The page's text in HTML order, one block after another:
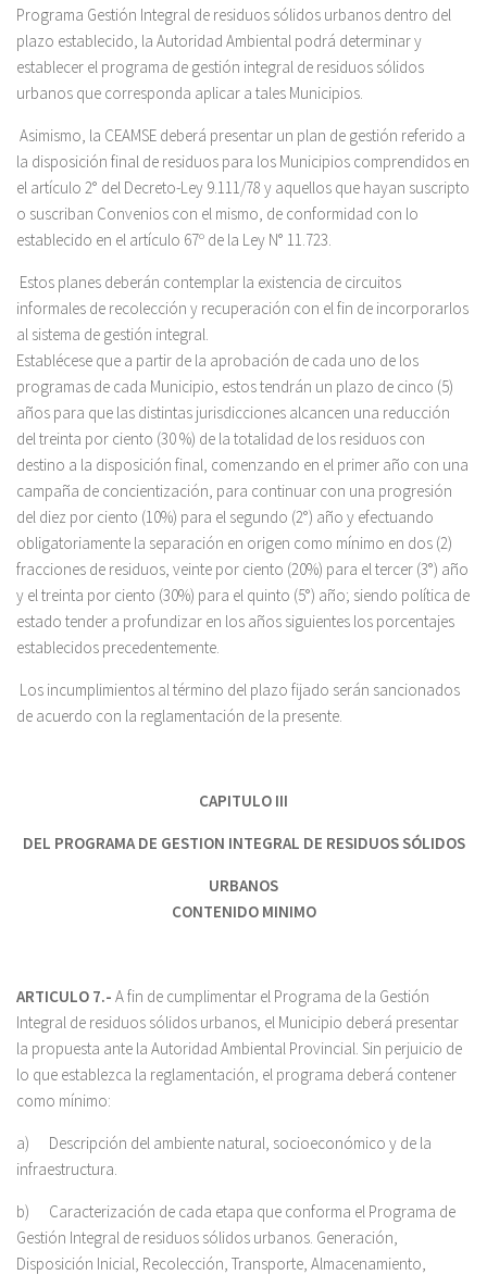
Programa Gestión Integral de residuos sólidos urbanos dentro del
plazo establecido, la Autoridad Ambiental podrá determinar y
establecer el programa de gestión integral de residuos sólidos
urbanos que corresponda aplicar a tales Municipios.
Asimismo, la CEAMSE deberá presentar un plan de gestión referido a
la disposición final de residuos para los Municipios comprendidos en
el artículo 2° del Decreto-Ley 9.111/78 y aquellos que hayan suscripto
o suscriban Convenios con el mismo, de conformidad con lo
establecido en el artículo 67º de la Ley N° 11.723.
Estos planes deberán contemplar la existencia de circuitos
informales de recolección y recuperación con el fin de incorporarlos
al sistema de gestión integral.
Establécese que a partir de la aprobación de cada uno de los
programas de cada Municipio, estos tendrán un plazo de cinco (5)
años para que las distintas jurisdicciones alcancen una reducción
del treinta por ciento (30 %) de la totalidad de los residuos con
destino a la disposición final, comenzando en el primer año con una
campaña de concientización, para continuar con una progresión
del diez por ciento (10%) para el segundo (2°) año y efectuando
obligatoriamente la separación en origen como mínimo en dos (2)
fracciones de residuos, veinte por ciento (20%) para el tercer (3°) año
y el treinta por ciento (30%) para el quinto (5°) año; siendo política de
estado tender a profundizar en los años siguientes los porcentajes
establecidos precedentemente.
Los incumplimientos al término del plazo fijado serán sancionados
de acuerdo con la reglamentación de la presente.
CAPITULO III
DEL PROGRAMA DE GESTION INTEGRAL DE RESIDUOS SÓLIDOS
URBANOS
CONTENIDO MINIMO
ARTICULO 7.- A fin de cumplimentar el Programa de la Gestión
Integral de residuos sólidos urbanos, el Municipio deberá presentar
la propuesta ante la Autoridad Ambiental Provincial. Sin perjuicio de
lo que establezca la reglamentación, el programa deberá contener
como mínimo:
a) Descripción del ambiente natural, socioeconómico y de la
infraestructura.
b) Caracterización de cada etapa que conforma el Programa de
Gestión Integral de residuos sólidos urbanos. Generación,
Disposición Inicial, Recolección, Transporte, Almacenamiento,